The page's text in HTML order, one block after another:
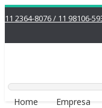
11 2364-8076 / 11 98106-
Home Empresa